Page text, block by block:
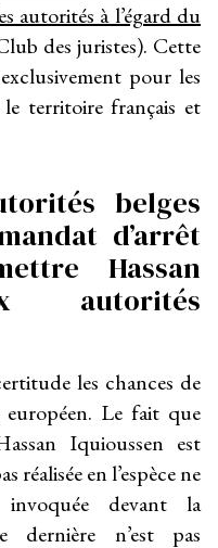
autorités à l’égard du
des juristes). Cette
pour les
territoire français et
belges
d’arrêt
Hassan
autorités
les chances de
européen. Le fait que
Iquioussen est
réalisée en l’espèce ne
devant la
dernière n’est pas